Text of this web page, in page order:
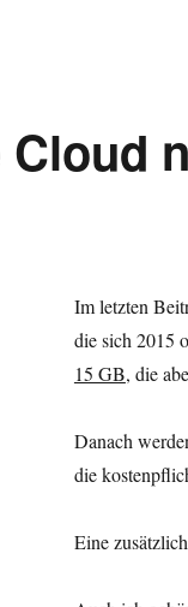
Im letzten
die sich 2015
15 GB, die
Danach
die
Eine